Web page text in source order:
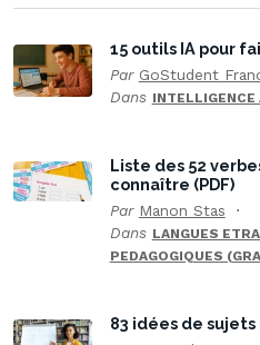
15 outils IA pour
Par GoStudent
Dans
Liste des 52
connaître (PDF)
Par Manon Stas
Dans LANGUES
PEDAGOGIQUES
83 idées de